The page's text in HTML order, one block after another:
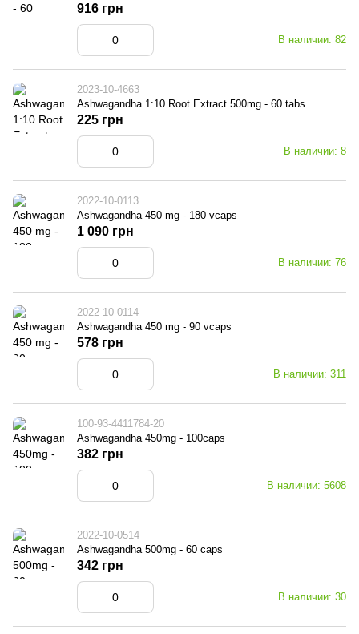
В наличии: 82
916 грн
2023-10-4663
Ashwagandha 1:10 Root Extract 500mg - 60 tabs
В наличии: 8
225 грн
2022-10-0113
Ashwagandha 450 mg - 180 vcaps
В наличии: 76
1 090 грн
2022-10-0114
Ashwagandha 450 mg - 90 vcaps
В наличии: 311
578 грн
100-93-4411784-20
Ashwagandha 450mg - 100caps
В наличии: 5608
382 грн
2022-10-0514
Ashwagandha 500mg - 60 caps
В наличии: 30
342 грн